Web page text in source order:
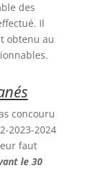
des
Il
obtenu au
concouru
2023-2024
faut
le 30